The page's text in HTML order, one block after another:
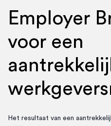
Employer
voor een
Het resultaat van een